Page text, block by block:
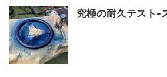
究極の耐久テスト-